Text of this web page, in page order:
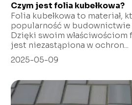
Czym jest folia kubełkowa?
Folia kubełkowa to materiał,
popularność w
Dzięki swoim właściwościom
jest niezastąpiona w ochron...
2025-05-09